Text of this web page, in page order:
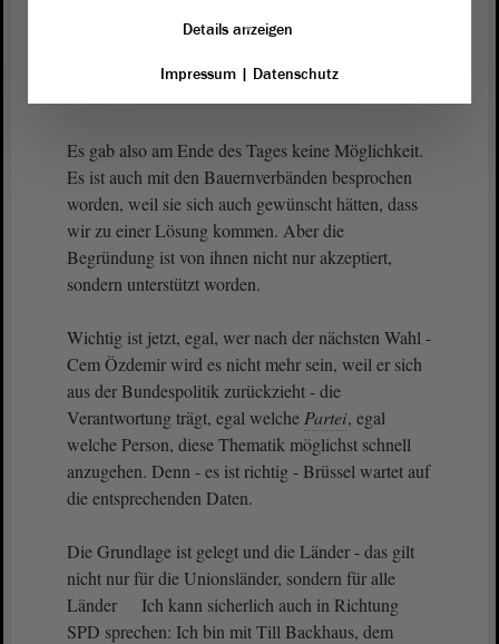
Voten der Länder dar , zu empfehlen, eine Sitzung
durchzuführen, um final eine Lösung zu
Es gab also am Ende des Tages keine Möglichkeit.
Es ist auch mit den Bauernverbänden besprochen
worden, weil sie sich auch gewünscht hätten, dass
wir zu einer Lösung kommen. Aber die
Begründung ist von ihnen nicht nur akzeptiert,
sondern unterstützt worden.
Wichtig ist jetzt, egal, wer nach der nächsten Wahl -
Cem Özdemir wird es nicht mehr sein, weil er sich
aus der Bundespolitik zurückzieht - die
Verantwortung trägt, egal welche Partei, egal
welche Person, diese Thematik möglichst schnell
anzugehen. Denn - es ist richtig - Brüssel wartet auf
die entsprechenden Daten.
Die Grundlage ist gelegt und die Länder - das gilt
nicht nur für die Unionsländer, sondern für alle
Länder Ich kann sicherlich auch in Richtung
SPD sprechen: Ich bin mit Till Backhaus, dem
Details anzeigen
Impressum| Datenschutz